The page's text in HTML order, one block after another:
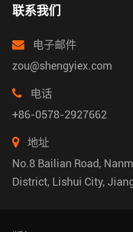
联系我们
电子邮件
zou@shengyiex.com
电话
+86-0578-2927662
地址
No.8 Bailian Road,
District, Lishui City,